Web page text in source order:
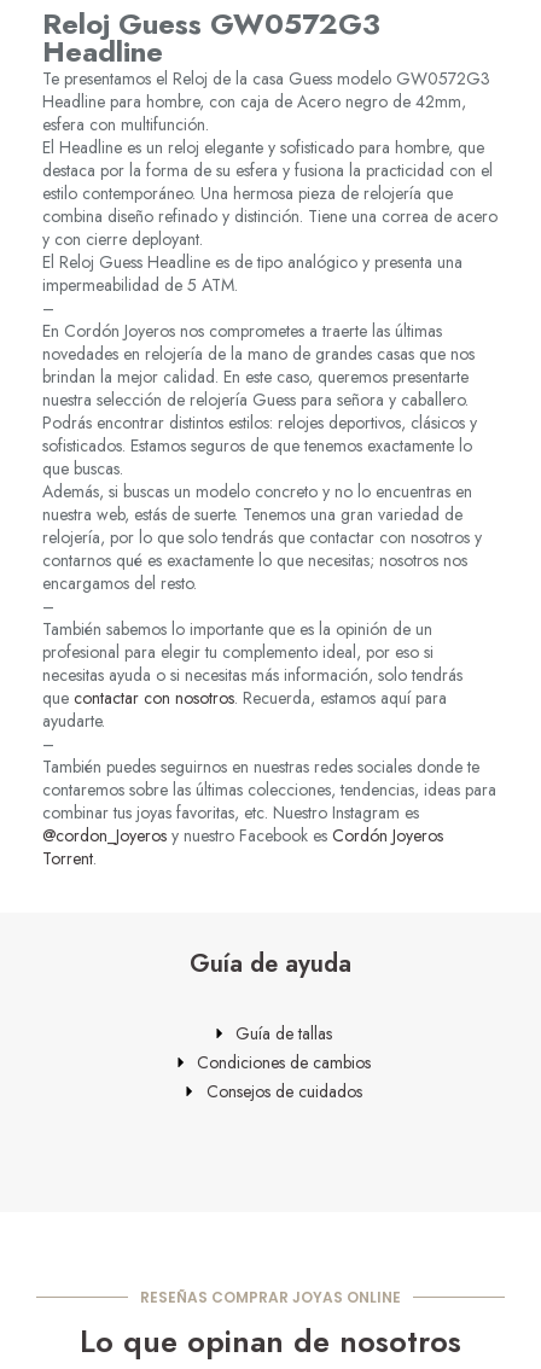
Reloj Guess GW0572G3
Headline
Te presentamos el Reloj de la casa Guess modelo GW0572G3
Headline para hombre, con caja de Acero negro de 42mm,
esfera con multifunción.
El Headline es un reloj elegante y sofisticado para hombre, que
destaca por la forma de su esfera y fusiona la practicidad con el
estilo contemporáneo. Una hermosa pieza de relojería que
combina diseño refinado y distinción. Tiene una correa de acero
y con cierre deployant.
El Reloj Guess Headline es de tipo analógico y presenta una
impermeabilidad de 5 ATM.
–
En Cordón Joyeros nos comprometes a traerte las últimas
novedades en relojería de la mano de grandes casas que nos
brindan la mejor calidad. En este caso, queremos presentarte
nuestra selección de relojería Guess para señora y caballero.
Podrás encontrar distintos estilos: relojes deportivos, clásicos y
sofisticados. Estamos seguros de que tenemos exactamente lo
que buscas.
Además, si buscas un modelo concreto y no lo encuentras en
nuestra web, estás de suerte. Tenemos una gran variedad de
relojería, por lo que solo tendrás que contactar con nosotros y
contarnos qué es exactamente lo que necesitas; nosotros nos
encargamos del resto.
–
También sabemos lo importante que es la opinión de un
profesional para elegir tu complemento ideal, por eso si
necesitas ayuda o si necesitas más información, solo tendrás
que contactar con nosotros. Recuerda, estamos aquí para
ayudarte.
–
También puedes seguirnos en nuestras redes sociales donde te
contaremos sobre las últimas colecciones, tendencias, ideas para
combinar tus joyas favoritas, etc. Nuestro Instagram es
@cordon_Joyeros y nuestro Facebook es Cordón Joyeros
Torrent.
Guía de ayuda
Guía de tallas
Condiciones de cambios
Consejos de cuidados
RESEÑAS COMPRAR JOYAS ONLINE
Lo que opinan de nosotros